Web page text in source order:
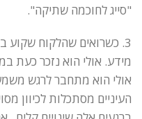
"סייג לחוכמה שתיקה".
3. כשרואים שהלקוח שקוע
מידע. אולי הוא נזכר כעת
אולי הוא מתחבר לרגש
העיניים מסתכלות לכיוון